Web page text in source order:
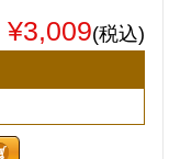
¥3,009(税込)